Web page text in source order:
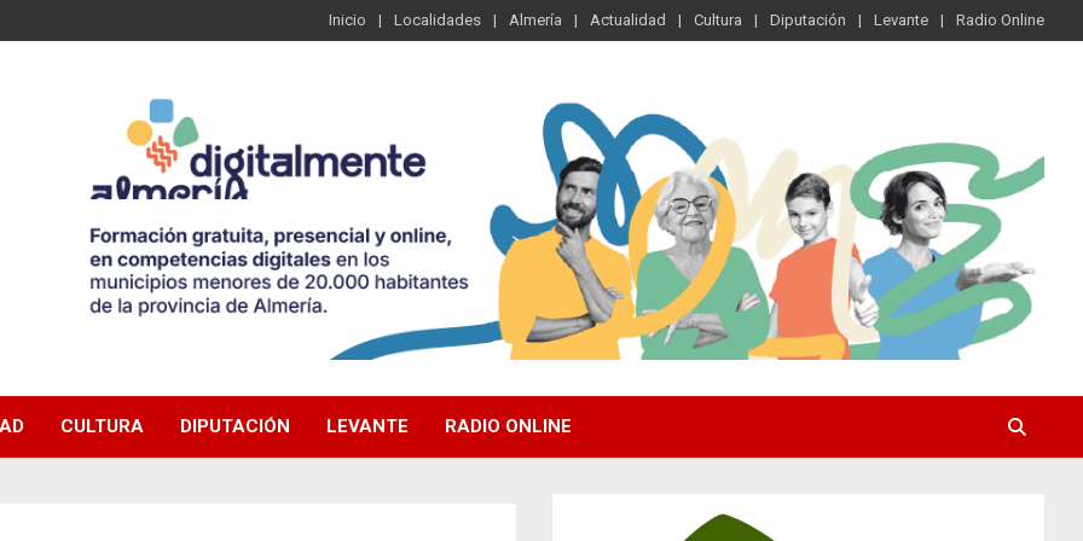
Inicio Localidades Almería Actualidad Cultura Diputación Levante Radio Online
CULTURA DIPUTACIÓN LEVANTE RADIO ONLINE